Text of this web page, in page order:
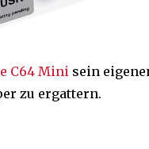
C64 Mini sein
zu ergattern.